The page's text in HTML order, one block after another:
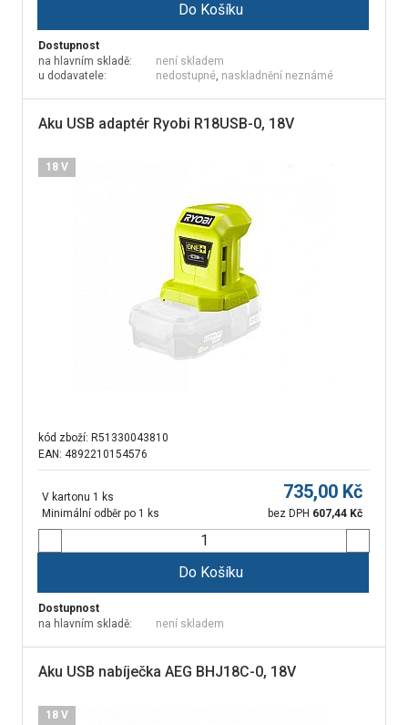
Do Košíku
Dostupnost
na hlavním skladě:
není skladem
u dodavatele:
nedostupné, naskladnění neznámé
Aku USB adaptér Ryobi R18USB-0, 18V
18 V
kód zboží: R51330043810
EAN: 4892210154576
V kartonu 1 ks
Minimální odběr po 1 ks
735,00 Kč
bez DPH 607,44 Kč
Do Košíku
Dostupnost
na hlavním skladě:
není skladem
Aku USB nabíječka AEG BHJ18C-0, 18V
18 V